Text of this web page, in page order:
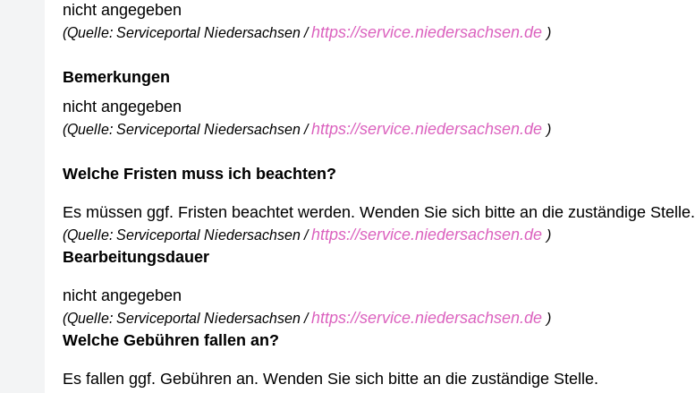
nicht angegeben
(Quelle: Serviceportal Niedersachsen /https://service.niedersachsen.de )
Bemerkungen
nicht angegeben
(Quelle: Serviceportal Niedersachsen /https://service.niedersachsen.de )
Welche Fristen muss ich beachten?
Es müssen ggf. Fristen beachtet werden. Wenden Sie sich bitte an die zuständige Stelle.
(Quelle: Serviceportal Niedersachsen /https://service.niedersachsen.de )
Bearbeitungsdauer
nicht angegeben
(Quelle: Serviceportal Niedersachsen /https://service.niedersachsen.de )
Welche Gebühren fallen an?
Es fallen ggf. Gebühren an. Wenden Sie sich bitte an die zuständige Stelle.